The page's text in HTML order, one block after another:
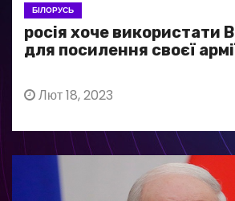
БІЛОРУСЬ
росія хоче використати
для посилення своєї
Лют 18, 2023